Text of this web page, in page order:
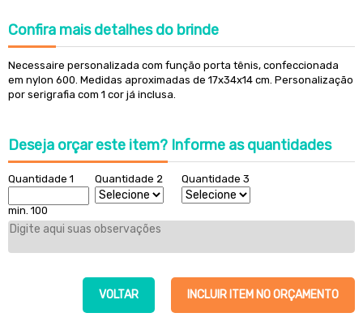
Confira mais detalhes do brinde
Necessaire personalizada com função porta tênis, confeccionada
em nylon 600. Medidas aproximadas de 17x34x14 cm. Personalização
por serigrafia com 1 cor já inclusa.
Deseja orçar este item? Informe as quantidades
Quantidade 1
min. 100
Quantidade 2 Quantidade 3
INCLUIR ITEM NO ORÇAMENTO
VOLTAR